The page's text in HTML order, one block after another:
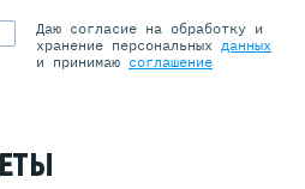
Даю согласие на обработку и
хранение персональных данных
и принимаю соглашение